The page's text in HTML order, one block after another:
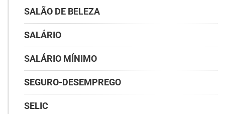
SALÃO DE BELEZA
SALÁRIO
SALÁRIO MÍNIMO
SEGURO-DESEMPREGO
SELIC